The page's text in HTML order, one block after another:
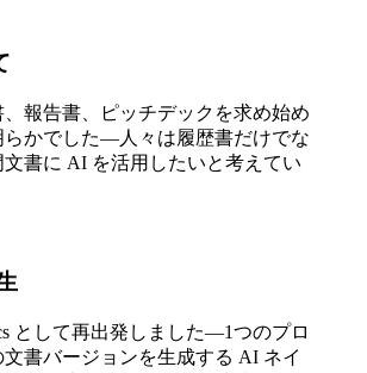
報告書、ピッチデックを求め始め
らかでした—人々は履歴書だけでな
文書に AI を活用したいと考えてい
として再出発しました—1つのプロ
書バージョンを生成する AI ネイ